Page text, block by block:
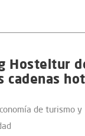
Hosteltur
cadenas
de turismo y